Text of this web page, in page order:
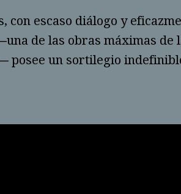
con escaso diálogo y
de las obras máximas de
posee un sortile­gio